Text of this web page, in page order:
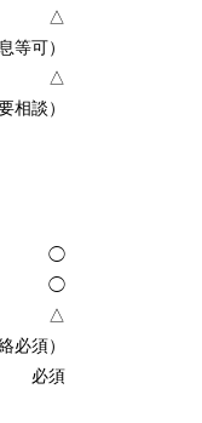
△
等可）
△
要相談）
◯
◯
△
必須）
必須